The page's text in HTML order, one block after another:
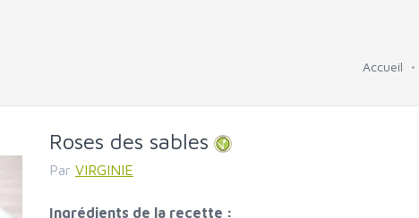
Accueil
Roses des sables
Par VIRGINIE
Ingrédients de la recette :